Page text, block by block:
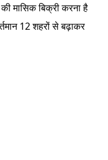
मासिक बिक्री करना है
12 शहरों से बढ़ाकर